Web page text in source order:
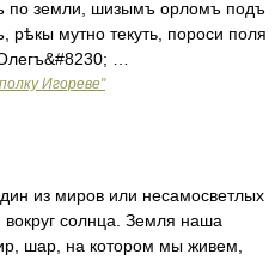
по земли, шизымъ орломъ подъ
рѣкы мутно текуть, пороси поля
…
Игореве"
из миров или несамосветлых
солнца. Земля наша
шар, на котором мы живем,